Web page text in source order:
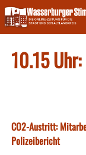
Skip
to
content
10.15
CO2-Austritt:
Polizeibericht